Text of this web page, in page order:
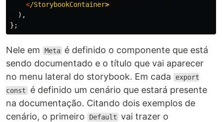
</StorybookContainer
),
};
Nele em Meta é definido o componente que está
sendo documentado e o título que vai aparecer
no menu lateral do storybook. Em cada
export
const é definido um cenário que estará presente
na documentação. Citando dois exemplos de
cenário, o primeiro
Default vai trazer o